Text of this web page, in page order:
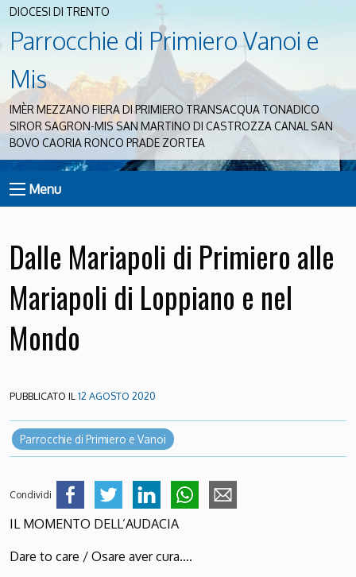
DIOCESI DI TRENTO
Parrocchie di Primiero Vanoi e
Mis
IMÈR MEZZANO FIERA DI PRIMIERO TRANSACQUA TONADICO
SIROR SAGRON-MIS SAN MARTINO DI CASTROZZA CANAL SAN
BOVO CAORIA RONCO PRADE ZORTEA
Menu
Dalle Mariapoli di Primiero alle
Mariapoli di Loppiano e nel
Mondo
PUBBLICATO IL12 AGOSTO 2020
Parrocchie di Primiero e Vanoi
Condividi
IL MOMENTO DELL’AUDACIA
Dare to care / Osare aver cura….